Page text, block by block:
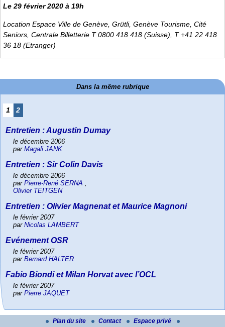
Le 29 février 2020 à 19h
Location Espace Ville de Genève, Grütli, Genève Tourisme, Cité
Seniors, Centrale Billetterie T 0800 418 418 (Suisse), T +41 22 418
36 18 (Etranger)
Dans la même rubrique
1 2
Entretien : Augustin Dumay
le décembre 2006
par Magali JANK
Entretien : Sir Colin Davis
le décembre 2006
par Pierre-René SERNA ,
Olivier TEITGEN
Entretien : Olivier Magnenat et Maurice Magnoni
le février 2007
par Nicolas LAMBERT
Evénement OSR
le février 2007
par Bernard HALTER
Fabio Biondi et Milan Horvat avec l’OCL
le février 2007
par Pierre JAQUET
Plan du site Contact Espace privé